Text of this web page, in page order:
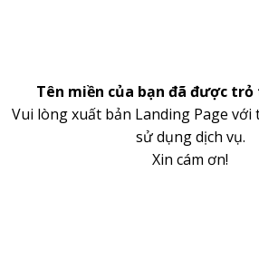
Tên miền của bạn đã được trỏ
Vui lòng xuất bản Landing Page
sử dụng dịch vụ.
Xin cám ơn!